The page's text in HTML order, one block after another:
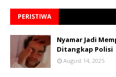
PERISTIWA
Nyamar Jadi
Ditangkap Polisi
August 14, 2025